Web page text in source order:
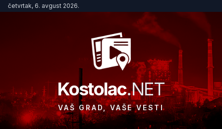
četvrtak, 6. avgust 2026.
Kostolac.NET
VAŠ GRAD, VAŠE VESTI